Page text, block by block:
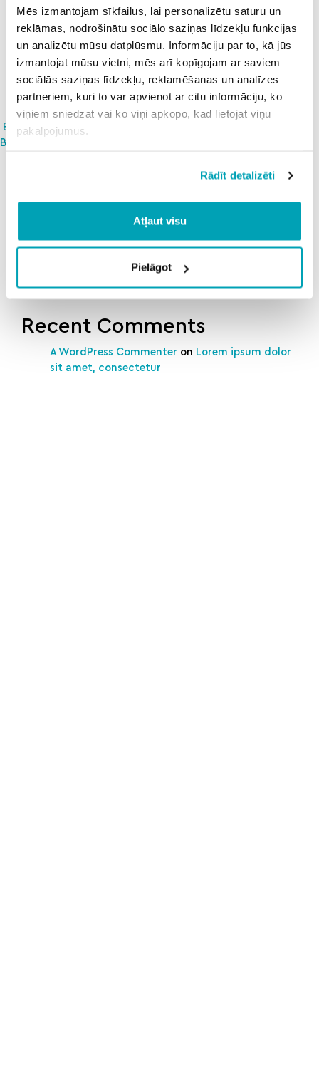
Mēs izmantojam sīkfailus, lai personalizētu saturu un
reklāmas, nodrošinātu sociālo saziņas līdzekļu funkcijas
un analizētu mūsu datplūsmu. Informāciju par to, kā jūs
izmantojat mūsu vietni, mēs arī kopīgojam ar saviem
sociālās saziņas līdzekļu, reklamēšanas un analīzes
partneriem, kuri to var apvienot ar citu informāciju, ko
viņiem sniedzat vai ko viņi apkopo, kad lietojat viņu
pakalpojumus.
Rādīt detalizēti
Atļaut visu
Pielāgot
masveida ziņojumu izsūtīšana
Kontaktinformācijas rediģēšana un atjaunošana
Paroles maiņas vai atjaunošanas funkcija
Svarīgāko notikumu, ziņu, jaunumu izziņošana
Piedalīšanās izsludinātajās aptaujās
Balsošana, lēmuma pieņemšana ar e-paraksta
funkciju
Post navigation
Biedrības APL administrēšana (BPO07)
Biedrības pārvaldība (SAAS02)
Search
Recent Posts
Rockies vs. nationals
North dakota state oral roberts
Fordham vs massachusetts
Recent Comments
A WordPress Commenter on Lorem ipsum dolor
sit amet, consectetur